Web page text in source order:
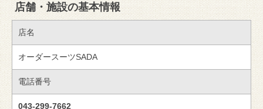
店舗・施設の基本情報
店名
オーダースーツSADA
電話番号
043-299-7662